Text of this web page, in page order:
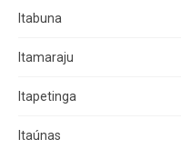
Itabuna
Itamaraju
Itapetinga
Itaúnas